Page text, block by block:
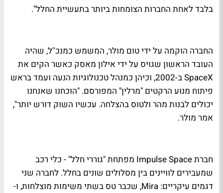
בלבד לאחת החברות הצומחות ביותר בתעשיית החלל".
החברה הוקמה על ידי טום מולר, המשמש כמנכ''ל, שהיה
העובד הראשון שגויס על ידי אילון מאסק כאשר הקים את
SpaceX ב-2002, וכיהן כמנהל טכנולוגיות הנעה ועמד בראש
פיתוח מנוע הרקטים "מרלין" המפורסם. "הוכחנו שאנחנו
יכולים לבנות מהר ולטוס בהצלחה. עכשיו השוק דורש יותר",
אמר מולר.
חברת Impulse Space מפתחת "גוררי חלל" - כלי רכב
שמעבירים לוויינים בין מסלולים שונים בחלל. לחברה שני
דגמים עיקריים: Mira, שכבר טס בשתי משימות מוצלחות, ו-